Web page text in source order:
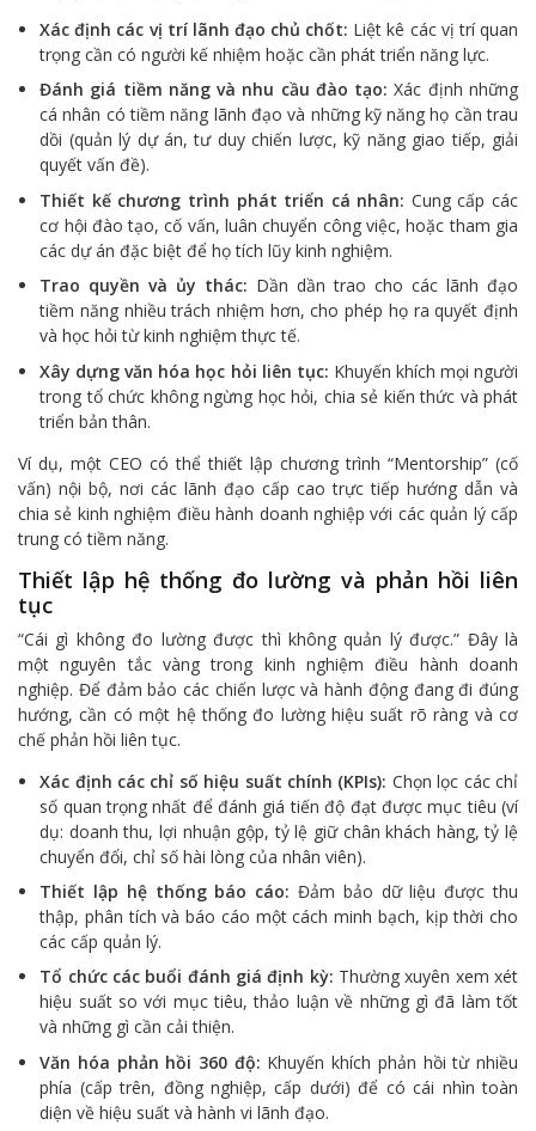
Xác định các vị trí lãnh đạo chủ chốt: Liệt kê các vị trí quan
trọng cần có người kế nhiệm hoặc cần phát triển năng lực.
Đánh giá tiềm năng và nhu cầu đào tạo: Xác định những
cá nhân có tiềm năng lãnh đạo và những kỹ năng họ cần trau
dồi (quản lý dự án, tư duy chiến lược, kỹ năng giao tiếp, giải
quyết vấn đề).
Thiết kế chương trình phát triển cá nhân: Cung cấp các
cơ hội đào tạo, cố vấn, luân chuyển công việc, hoặc tham gia
các dự án đặc biệt để họ tích lũy kinh nghiệm.
Trao quyền và ủy thác: Dần dần trao cho các lãnh đạo
tiềm năng nhiều trách nhiệm hơn, cho phép họ ra quyết định
và học hỏi từ kinh nghiệm thực tế.
Xây dựng văn hóa học hỏi liên tục: Khuyến khích mọi người
trong tổ chức không ngừng học hỏi, chia sẻ kiến thức và phát
triển bản thân.
Ví dụ, một CEO có thể thiết lập chương trình “Mentorship” (cố
vấn) nội bộ, nơi các lãnh đạo cấp cao trực tiếp hướng dẫn và
chia sẻ kinh nghiệm điều hành doanh nghiệp với các quản lý cấp
trung có tiềm năng.
Thiết lập hệ thống đo lường và phản hồi liên
tục
“Cái gì không đo lường được thì không quản lý được.” Đây là
một nguyên tắc vàng trong kinh nghiệm điều hành doanh
nghiệp. Để đảm bảo các chiến lược và hành động đang đi đúng
hướng, cần có một hệ thống đo lường hiệu suất rõ ràng và cơ
chế phản hồi liên tục.
Xác định các chỉ số hiệu suất chính (KPIs): Chọn lọc các chỉ
số quan trọng nhất để đánh giá tiến độ đạt được mục tiêu (ví
dụ: doanh thu, lợi nhuận gộp, tỷ lệ giữ chân khách hàng, tỷ lệ
chuyển đổi, chỉ số hài lòng của nhân viên).
Thiết lập hệ thống báo cáo: Đảm bảo dữ liệu được thu
thập, phân tích và báo cáo một cách minh bạch, kịp thời cho
các cấp quản lý.
Tổ chức các buổi đánh giá định kỳ: Thường xuyên xem xét
hiệu suất so với mục tiêu, thảo luận về những gì đã làm tốt
và những gì cần cải thiện.
Văn hóa phản hồi 360 độ: Khuyến khích phản hồi từ nhiều
phía (cấp trên, đồng nghiệp, cấp dưới) để có cái nhìn toàn
diện về hiệu suất và hành vi lãnh đạo.